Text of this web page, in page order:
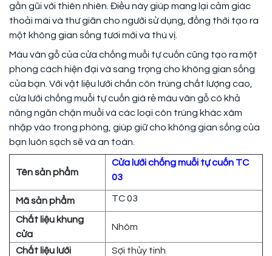
gần gũi với thiên nhiên. Điều này giúp mang lại cảm giác
thoải mái và thư giãn cho người sử dụng, đồng thời tạo ra
một không gian sống tươi mới và thú vị.
Màu vân gỗ của cửa chống muỗi tự cuốn cũng tạo ra một
phong cách hiện đại và sang trọng cho không gian sống
của bạn. Với vật liệu lưới chắn côn trùng chất lượng cao,
cửa lưới chống muỗi tự cuốn giá rẻ màu vân gỗ có khả
năng ngăn chặn muỗi và các loại côn trùng khác xâm
nhập vào trong phòng, giúp giữ cho không gian sống của
bạn luôn sạch sẽ và an toàn.
Tên sản phẩm
Cửa lưới chống muỗi tự cuốn TC
03
Mã sản phẩm TC 03
Chất liệu khung
cửa
Nhôm
Chất liệu lưới
Sợi thủy tinh